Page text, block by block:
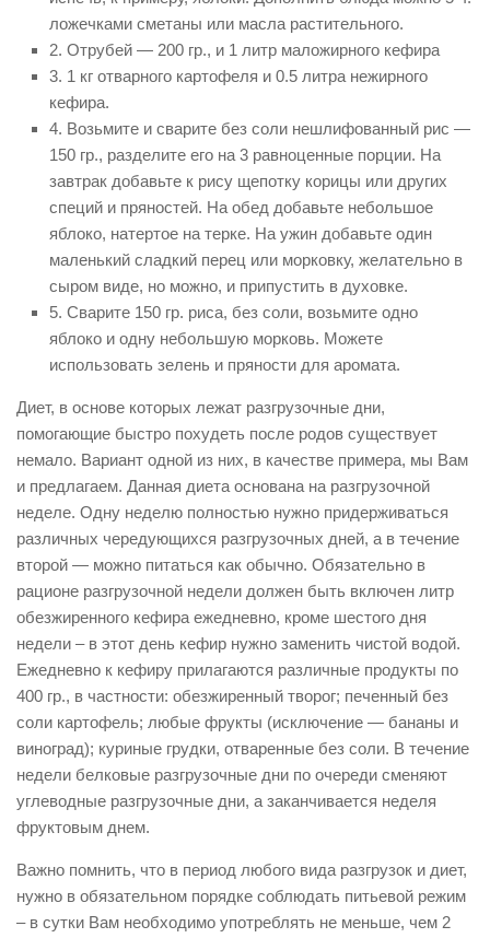
ложечками сметаны или масла растительного.
2. Отрубей — 200 гр., и 1 литр маложирного кефира
3. 1 кг отварного картофеля и 0.5 литра нежирного
кефира.
4. Возьмите и сварите без соли нешлифованный рис —
150 гр., разделите его на 3 равноценные порции. На
завтрак добавьте к рису щепотку корицы или других
специй и пряностей. На обед добавьте небольшое
яблоко, натертое на терке. На ужин добавьте один
маленький сладкий перец или морковку, желательно в
сыром виде, но можно, и припустить в духовке.
5. Сварите 150 гр. риса, без соли, возьмите одно
яблоко и одну небольшую морковь. Можете
использовать зелень и пряности для аромата.
Диет, в основе которых лежат разгрузочные дни,
помогающие быстро похудеть после родов существует
немало. Вариант одной из них, в качестве примера, мы Вам
и предлагаем. Данная диета основана на разгрузочной
неделе. Одну неделю полностью нужно придерживаться
различных чередующихся разгрузочных дней, а в течение
второй — можно питаться как обычно. Обязательно в
рационе разгрузочной недели должен быть включен литр
обезжиренного кефира ежедневно, кроме шестого дня
недели – в этот день кефир нужно заменить чистой водой.
Ежедневно к кефиру прилагаются различные продукты по
400 гр., в частности: обезжиренный творог; печенный без
соли картофель; любые фрукты (исключение — бананы и
виноград); куриные грудки, отваренные без соли. В течение
недели белковые разгрузочные дни по очереди сменяют
углеводные разгрузочные дни, а заканчивается неделя
фруктовым днем.
Важно помнить, что в период любого вида разгрузок и диет,
нужно в обязательном порядке соблюдать питьевой режим
– в сутки Вам необходимо употреблять не меньше, чем 2